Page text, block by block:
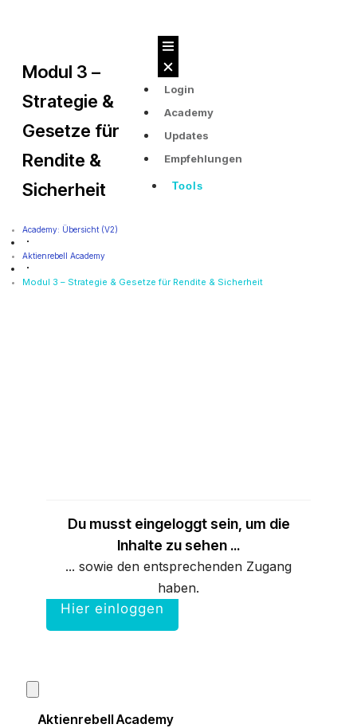
Login
Academy
Updates
Empfehlungen
Tools
Modul 3 –
Strategie &
Gesetze für
Rendite &
Sicherheit
Academy: Übersicht (v2)
Aktienrebell Academy
Modul 3 – Strategie & Gesetze für Rendite & Sicherheit
Du musst eingeloggt sein, um die
Inhalte zu sehen ...
... sowie den entsprechenden Zugang
haben.
Hier einloggen
Aktienrebell Academy